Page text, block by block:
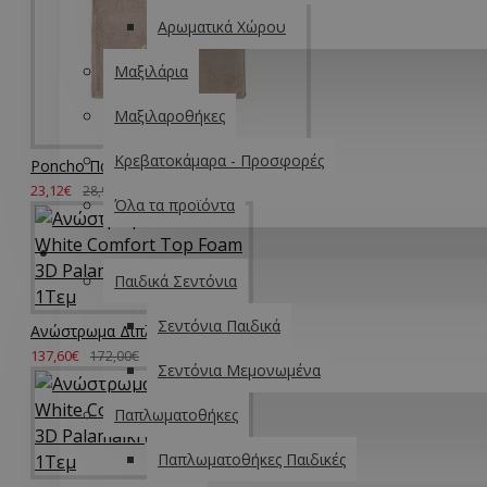
Αρωματικά Χώρου
Μαξιλάρια
Μαξιλαροθήκες
Κρεβατοκάμαρα - Προσφορές
Όλα τα προϊόντα
ΠΑΙΔΙΚΆ
Παιδικά Σεντόνια
Σεντόνια Παιδικά
Σεντόνια Μεμονωμένα
Παπλωματοθήκες
Παπλωματοθήκες Παιδικές
Poncho Παιδικό Baby Bath Rab Cotton Palamaiki (70x120) 1Τεμ
23,12€ 28,90€
Ανώστρωμα Διπλό White Comfort Top Foam 3D Palamaiki (140x200+6) 1Τεμ
137,60€ 172,00€